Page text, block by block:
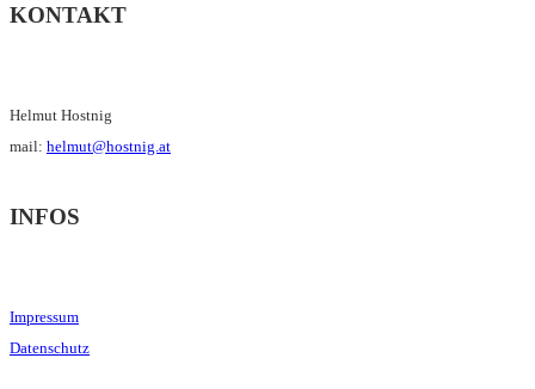
KONTAKT
Helmut Hostnig
mail: helmut@hostnig.at
INFOS
Impressum
Datenschutz